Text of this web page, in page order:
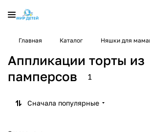
Главная Каталог Няшки для
Аппликации торты из
памперсов
1
Сначала популярные